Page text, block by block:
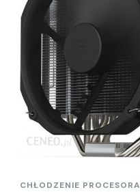
CHŁODZENIE PROCESORA